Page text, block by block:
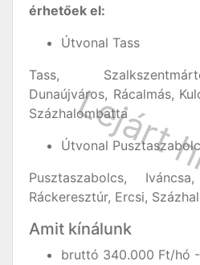
érhetőek el:
Útvonal Tass
Tass,
Dunaújváros, Rácalmás,
Százhalombatta
Útvonal
Pusztaszabolcs, Iváncsa,
Ráckeresztúr, Ercsi,
Amit kínálunk
bruttó 340.000 Ft/hó